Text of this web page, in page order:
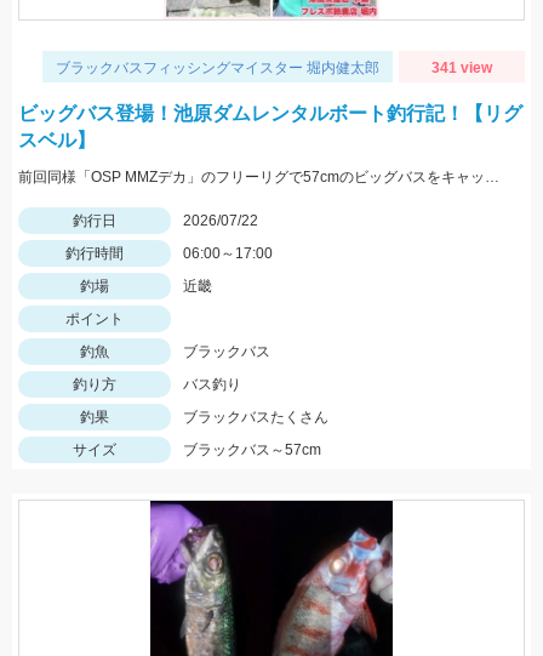
ブラックバスフィッシングマイスター 堀内健太郎 341 view
ビッグバス登場！池原ダムレンタルボート釣行記！【リグ
スベル】
前回同様「OSP MMZデカ」のフリーリグで57cmのビッグバスをキャッチ！熱射病に注意して楽しみましょう！
釣行日
2026/07/22
釣行時間
06:00～17:00
釣場
近畿
ポイント
釣魚
ブラックバス
釣り方
バス釣り
釣果
ブラックバスたくさん
サイズ
ブラックバス～57cm